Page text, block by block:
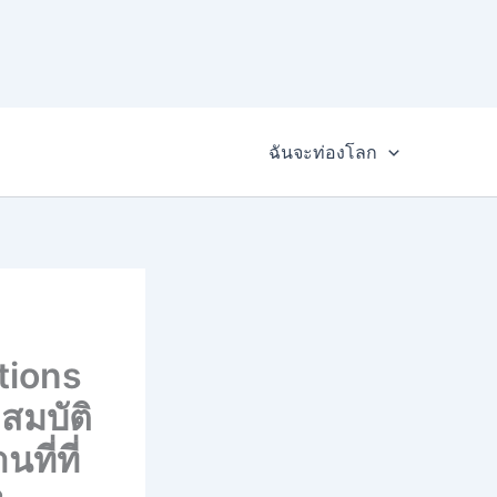
ฉันจะท่องโลก
มบัติ
นที่ที่